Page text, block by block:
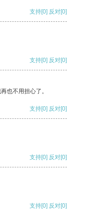
支持[0] 反对[0]
支持[0] 反对[0]
也不用担心了。
支持[0] 反对[0]
支持[0] 反对[0]
支持[0] 反对[0]